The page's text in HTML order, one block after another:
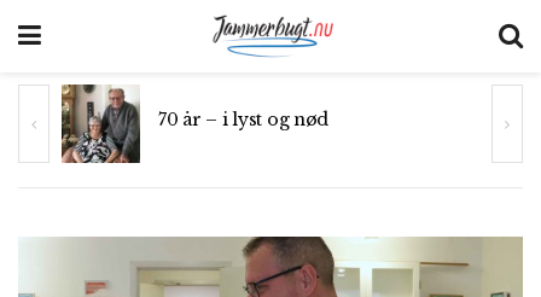
70 år – i lyst og nød
”At løfte i flok” er også en kunst